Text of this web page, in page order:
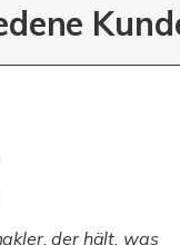
der hält, was